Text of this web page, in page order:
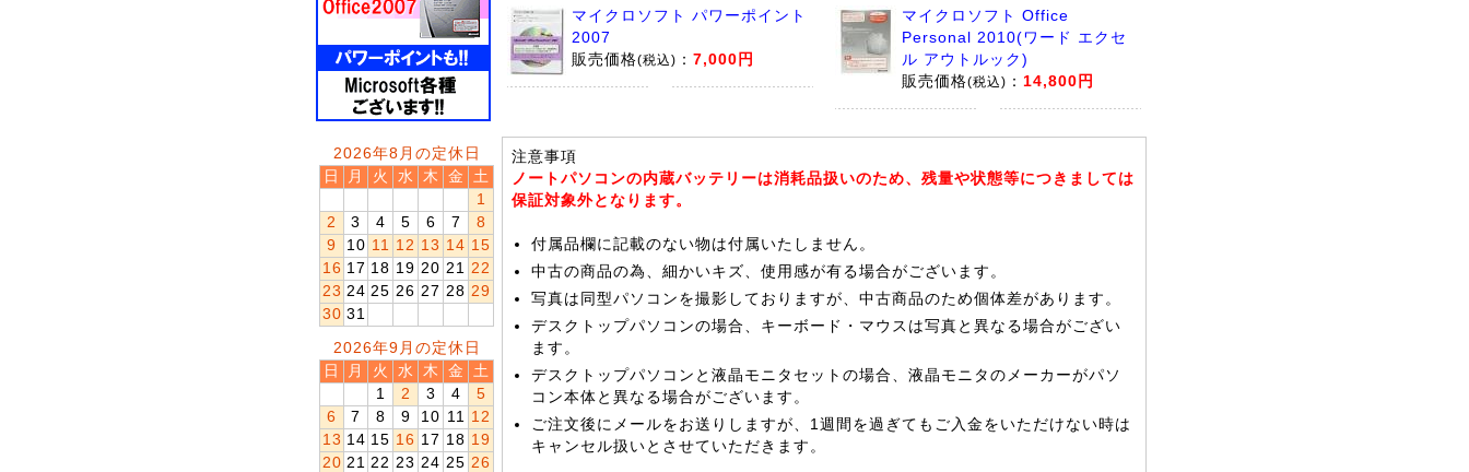
2026年8月の定休日
日
月 火 水 木 金
土
1
2
3 4 5 6 7
8
9
10 11 12 13 14 15
16 17 18 19 20 21 22
23 24 25 26 27 28 29
30 31
2026年9月の定休日
日
月 火 水 木 金
土
1
2 3 4
5
6
7 8 9 10 11 12
13 14 15 16 17 18 19
20 21 22 23 24 25 26
マイクロソフト パワーポイント
2007
販売価格(税込) ： 7,000円
マイクロソフト Office
Personal 2010(ワード エクセ
ル アウトルック)
販売価格(税込) ： 14,800円
注意事項
ノートパソコンの内蔵バッテリーは消耗品扱いのため、残量や状態等につきましては
保証対象外となります。
付属品欄に記載のない物は付属いたしません。
中古の商品の為、細かいキズ、使用感が有る場合がございます。
写真は同型パソコンを撮影しておりますが、中古商品のため個体差があります。
デスクトップパソコンの場合、キーボード・マウスは写真と異なる場合がござい
ます。
デスクトップパソコンと液晶モニタセットの場合、液晶モニタのメーカーがパソ
コン本体と異なる場合がございます。
ご注文後にメールをお送りしますが、1週間を過ぎてもご入金をいただけない時は
キャンセル扱いとさせていただきます。